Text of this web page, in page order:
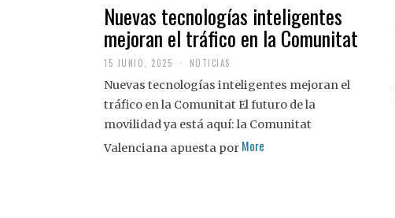
Nuevas tecnologías inteligentes
mejoran el tráfico en la Comunitat
15 JUNIO, 2025 NOTICIAS
Nuevas tecnologías inteligentes mejoran el
tráfico en la Comunitat El futuro de la
movilidad ya está aquí: la Comunitat
Valenciana apuesta por More